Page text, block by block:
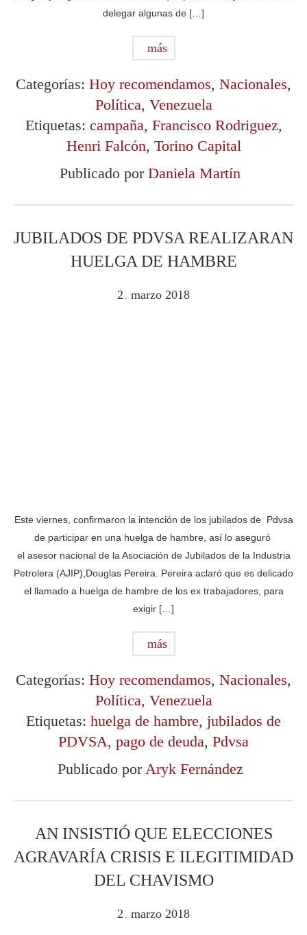
delegar algunas de […]
más
Categorías: Hoy recomendamos, Nacionales,
Política, Venezuela
Etiquetas: campaña, Francisco Rodriguez,
Henri Falcón, Torino Capital
Publicado por Daniela Martín
JUBILADOS DE PDVSA REALIZARAN
HUELGA DE HAMBRE
2 . marzo 2018
Este viernes, confirmaron la intención de los jubilados de Pdvsa
de participar en una huelga de hambre, así lo aseguró
el asesor nacional de la Asociación de Jubilados de la Industria
Petrolera (AJIP),Douglas Pereira. Pereira aclaró que es delicado
el llamado a huelga de hambre de los ex trabajadores, para
exigir […]
más
Categorías: Hoy recomendamos, Nacionales,
Política, Venezuela
Etiquetas: huelga de hambre, jubilados de
PDVSA, pago de deuda, Pdvsa
Publicado porAryk Fernández
AN INSISTIÓ QUE ELECCIONES
AGRAVARÍA CRISIS E ILEGITIMIDAD
DEL CHAVISMO
2 . marzo 2018